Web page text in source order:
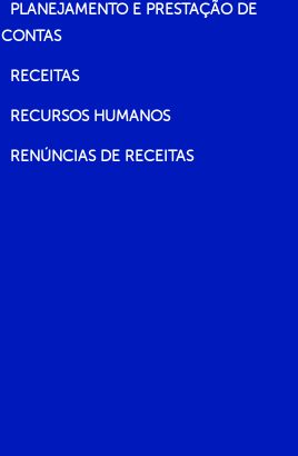
PLANEJAMENTO E PRESTAÇÃO DE
CONTAS
RECEITAS
RECURSOS HUMANOS
RENÚNCIAS DE RECEITAS